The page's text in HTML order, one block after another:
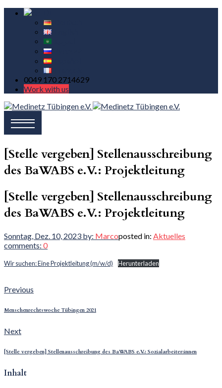
0049 170 2714629
Work with us
[Stelle vergeben] Stellenausschreibung
des BaWABS e.V.: Projektleitung
[Stelle vergeben] Stellenausschreibung
des BaWABS e.V.: Projektleitung
Sonntag, Dez. 10, 2023 by: Marcoposted in: Aktuelles
comments: 0
Wir suchen: Eine Projektleitung (m/w/d) Herunterladen
Beitragsnavigation
Previous
Menschenrechtswoche Tübingen 2021
NextNext
[Stelle vergeben] Stellenausschreibung des BaWABS e.V.: Sozialarbeiter:innen
Inhalt